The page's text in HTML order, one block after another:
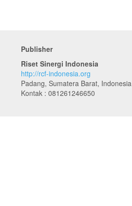
Publisher
Riset Sinergi Indonesia
http://rcf-indonesia.org
Padang, Sumatera Barat, Indonesia
Kontak : 081261246650